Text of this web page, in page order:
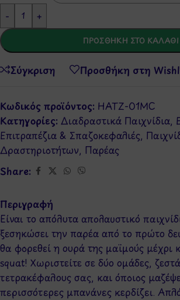
-
+
ΠΡΟΣΘΉΚΗ ΣΤΟ ΚΑΛΆΘΙ
Σύγκριση Προσθήκη στη
Κωδικός προϊόντος: HATZ-01MC
Κατηγορίες: Διαδραστικά Παιχνίδια,
Επιτραπέζια & Σπαζοκεφαλιές,
Δραστηριοτήτων, Παρέας
Share:
Περιγραφή
Είναι το απόλυτα απολαυστικό
ξεσηκώσει την παρέα από το πρώτο
θα φορεθεί η ουρά της μαϊμούς μέχρι
squat! Χωριστείτε σε δύο ομάδες,
τετρακέφαλους σας, και όποιος
περισσότερες μπανάνες κερδίζει.